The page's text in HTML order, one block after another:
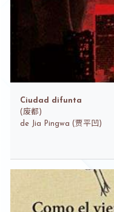
Ciudad difunta
(废都)
de Jia Pingwa (贾平凹)